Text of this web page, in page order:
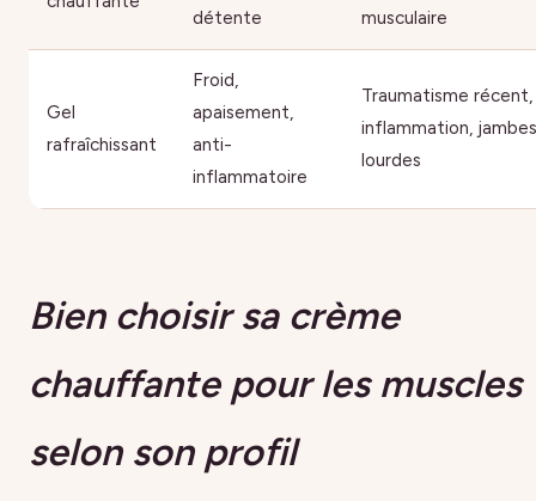
détente
musculaire
Gel
rafraîchissant
Froid,
apaisement,
anti-
inflammatoire
Traumatisme récent,
inflammation, jambes
lourdes
Bien choisir sa crème
chauffante pour les muscles
selon son profil